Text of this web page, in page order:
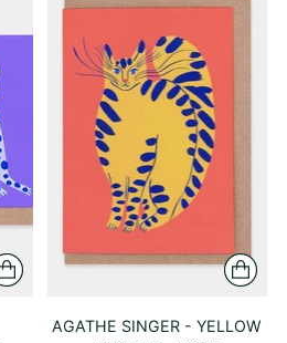
AGATHE SINGER - YELLOW